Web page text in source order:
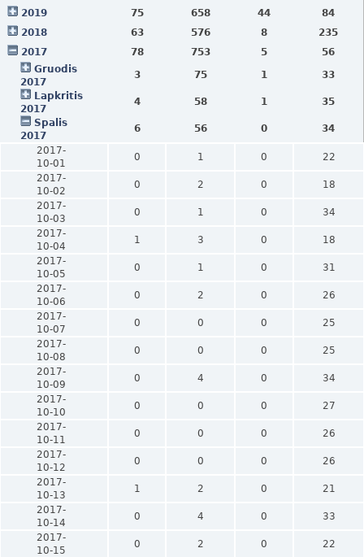
2019
75 658 44
84
2018
63 576 8
235
2017
78 753 5
56
Gruodis
2017
3 75 1
33
Lapkritis
2017
4 58 1
35
Spalis
2017
6 56 0
34
2017-
10-01
0 1 0
22
2017-
10-02
0 2 0
18
2017-
10-03
0 1 0
34
2017-
10-04
1 3 0
18
2017-
10-05
0 1 0
31
2017-
10-06
0 2 0
26
2017-
10-07
0 0 0
25
2017-
10-08
0 0 0
25
2017-
10-09
0 4 0
34
2017-
10-10
0 0 0
27
2017-
10-11
0 0 0
26
2017-
10-12
0 0 0
26
2017-
10-13
1 2 0
21
2017-
10-14
0 4 0
33
2017-
10-15
0 2 0
22